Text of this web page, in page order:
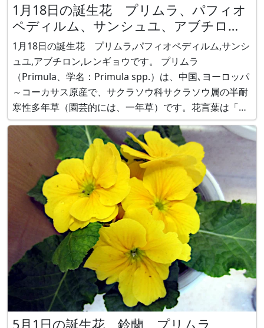
1月18日の誕生花 プリムラ、パフィオ
ペディルム、サンシュユ、アブチロ
ン、レンギョウ
1月18日の誕生花 プリムラ,パフィオペディルム,サンシ
ュユ,アブチロン,レンギョウです。 プリムラ
（Primula、学名：Primula spp.）は、中国､ヨーロッパ
～コーカサス原産で、サクラソウ科サクラソウ属の半耐
寒性多年草（園芸的には、一年草）です。花言葉は「永
続する愛情」「神秘な心」「運命を開く」です。 パフィ
オペディルム（学名：Paphiopedilum Hybrids）は、東
5月1日の誕生花 鈴蘭、プリムラ